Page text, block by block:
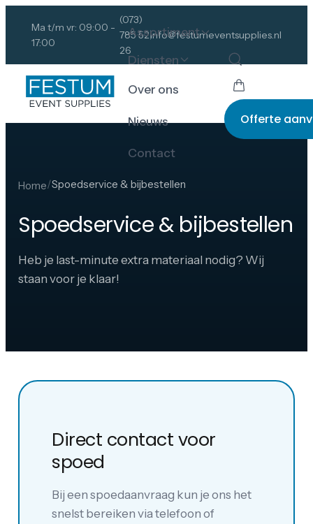
Ma t/m vr: 09:00 -
17:00
(073)
785 52
26
info@festumeventsupplies.nl
Assortiment
Diensten
Over ons
Nieuws
Contact
Offerte
Home/Spoedservice & bijbestellen
Spoedservice & bijbestellen
Heb je last-minute extra materiaal nodig? Wij
staan voor je klaar!
Direct contact voor
spoed
Bij een spoedaanvraag kun je ons het
snelst bereiken via telefoon of